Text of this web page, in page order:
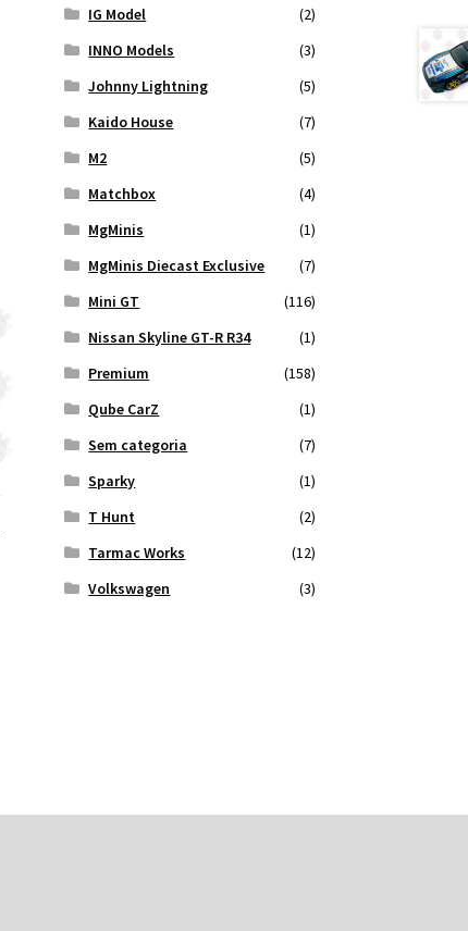
IG Model
(2)
INNO Models
(3)
Johnny Lightning
(5)
Kaido House
(7)
M2
(5)
Matchbox
(4)
MgMinis
(1)
MgMinis Diecast Exclusive
(7)
Mini GT
(116)
Nissan Skyline GT-R R34
(1)
Premium
(158)
Qube CarZ
(1)
Sem categoria
(7)
Sparky
(1)
T Hunt
(2)
Tarmac Works
(12)
Volkswagen
(3)